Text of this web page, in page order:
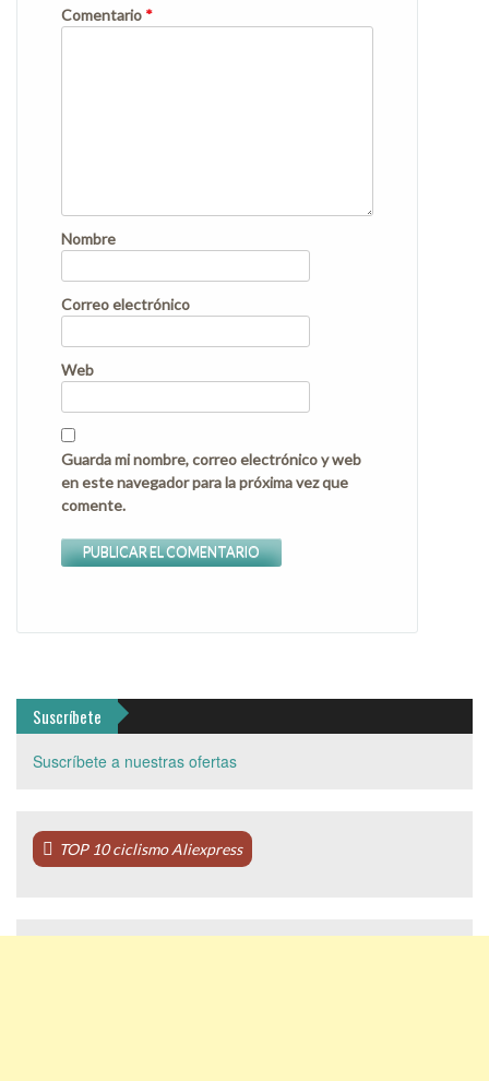
Comentario *
Nombre
Correo electrónico
Web
Guarda mi nombre, correo electrónico y web
en este navegador para la próxima vez que
comente.
Suscríbete
Suscríbete a nuestras ofertas
TOP 10 ciclismo Aliexpress